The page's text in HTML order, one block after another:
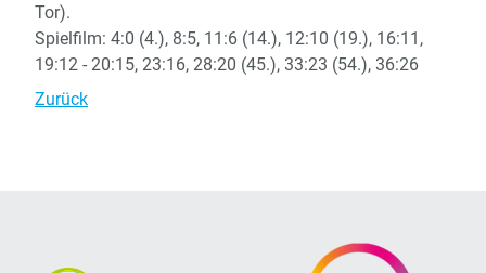
Tor).
Spielfilm: 4:0 (4.), 8:5, 11:6 (14.), 12:10 (19.), 16:11,
19:12 - 20:15, 23:16, 28:20 (45.), 33:23 (54.), 36:26
Zurück